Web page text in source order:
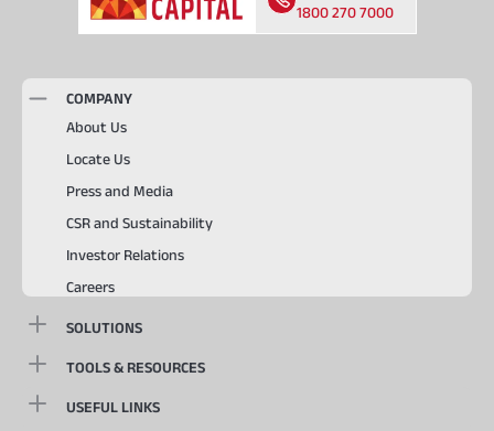
1800 270 7000
COMPANY
About Us
Locate Us
Press and Media
CSR and Sustainability
Investor Relations
Careers
SOLUTIONS
TOOLS & RESOURCES
USEFUL LINKS